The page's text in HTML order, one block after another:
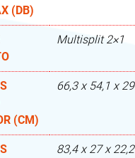
(DB)
Multisplit 2×1
(CM)
66,3 x 54,1 x 29
83,4 x 27 x 22,2